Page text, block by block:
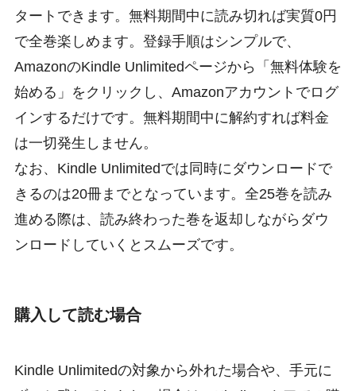
タートできます。無料期間中に読み切れば実質0円
で全巻楽しめます。登録手順はシンプルで、
AmazonのKindle Unlimitedページから「無料体験を
始める」をクリックし、Amazonアカウントでログ
インするだけです。無料期間中に解約すれば料金
は一切発生しません。
なお、Kindle Unlimitedでは同時にダウンロードで
きるのは20冊までとなっています。全25巻を読み
進める際は、読み終わった巻を返却しながらダウ
ンロードしていくとスムーズです。
購入して読む場合
Kindle Unlimitedの対象から外れた場合や、手元に